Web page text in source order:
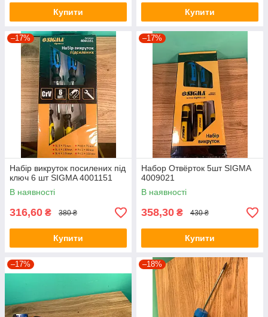
Купити Купити
–17%
Набір викруток посилених під
ключ 6 шт SIGMA 4001151
В наявності
316,60 ₴ 380 ₴
Купити
–17%
Набор Отвёрток 5шт SIGMA
4009021
В наявності
358,30 ₴ 430 ₴
Купити
–17% –18%